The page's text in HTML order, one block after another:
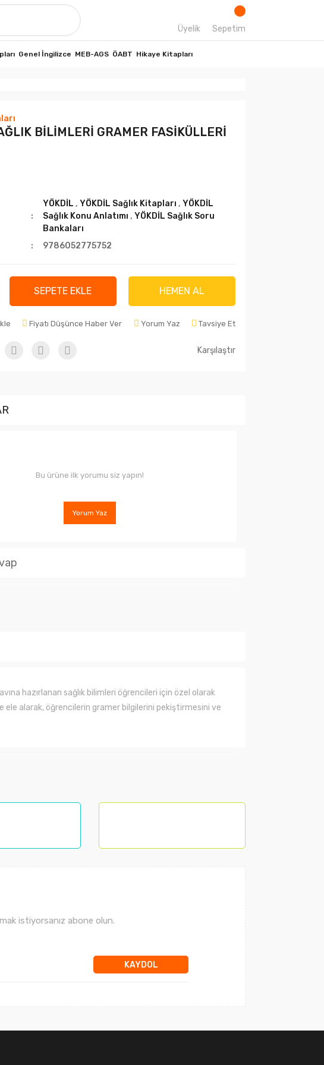
Üyelik Sepetim
Genel İngilizce MEB-AGS ÖABT Hikaye Kitapları
BİLİMLERİ GRAMER FASİKÜLLERİ
YÖKDİL ,YÖKDİL Sağlık Kitapları ,YÖKDİL
Sağlık Konu Anlatımı ,YÖKDİL Sağlık Soru
Bankaları
9786052775752
SEPETE EKLE HEMEN AL
Fiyatı Düşünce Haber Ver Yorum Yaz Tavsiye Et
Karşılaştır
Bu ürüne ilk yorumu siz yapın!
Yorum Yaz
hazırlanan sağlık bilimleri öğrencileri için özel olarak
ele alarak, öğrencilerin gramer bilgilerini pekiştirmesini ve
istiyorsanız abone olun.
KAYDOL